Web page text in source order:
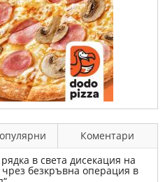
Коментари
в света дисекация на
безкръвна операция в